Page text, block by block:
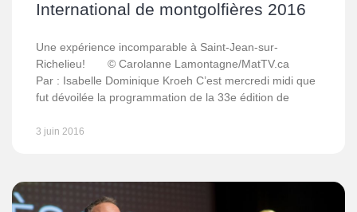
International de montgolfières 2016
Une expérience incomparable à Saint-Jean-sur-
Richelieu! © Carolanne Lamontagne/MatTV.ca
Par : Isabelle Dominique Kroeh C’est mercredi midi que
fut dévoilée la programmation de la 33e édition de
3 juin 2016